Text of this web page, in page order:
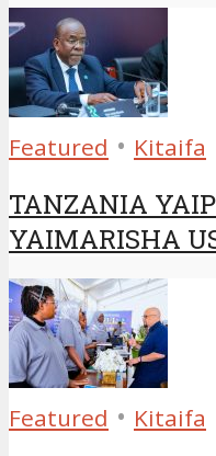
Featured • Kitaifa
TANZANIA
YAIMARISHA
Featured • Kitaifa